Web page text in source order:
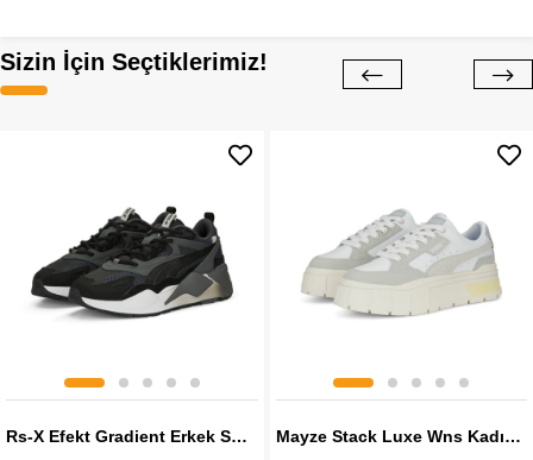
Sizin İçin Seçtiklerimiz!
Rs-X Efekt Gradient Erkek Sneaker Mayze Stack Luxe Wns Kadın Sneaker